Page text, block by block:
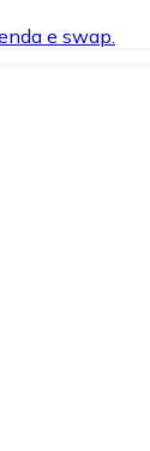
e swap.